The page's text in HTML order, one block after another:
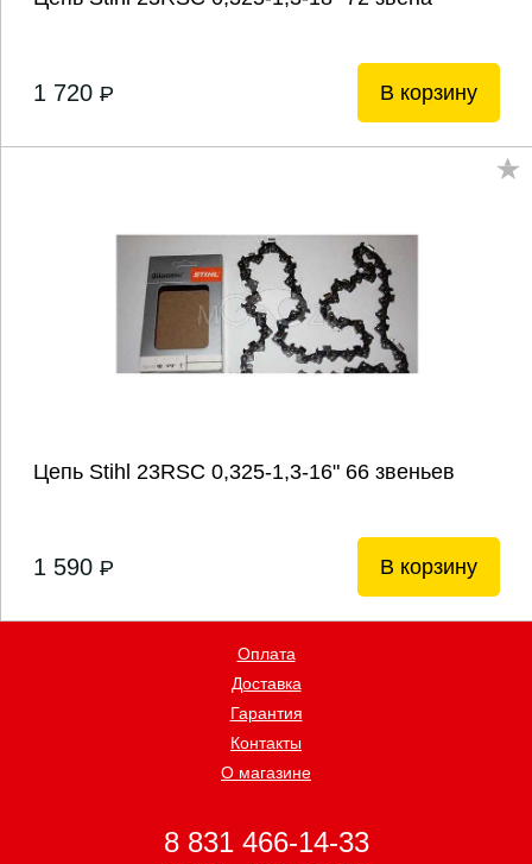
1 720 P В корзину
Цепь Stihl 23RSC 0,325-1,3-16" 66 звеньев
1 590 P В корзину
Оплата
Доставка
Гарантия
Контакты
О магазине
8 831 466-14-33